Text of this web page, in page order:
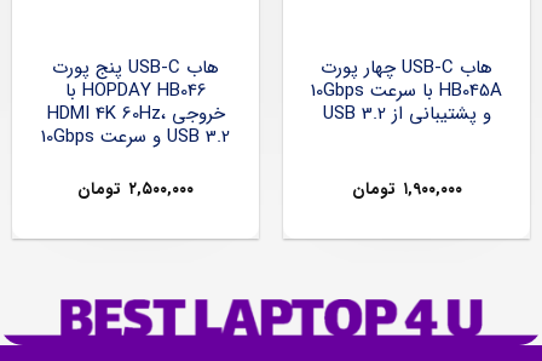
هاب USB-C چهار پورت
HB045A با سرعت 10Gbps
و پشتیبانی از USB 3.2
۱,۹۰۰,۰۰۰ تومان
هاب USB-C پنج پورت
HOPDAY HB046 با
خروجی HDMI 4K 60Hz،
USB 3.2 و سرعت 10Gbps
۲,۵۰۰,۰۰۰ تومان